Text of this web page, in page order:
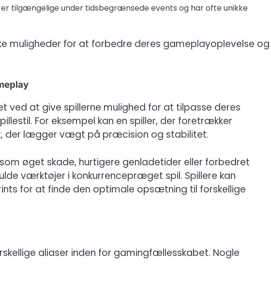
er tilgængelige under tidsbegrænsede events og har ofte unikke
muligheder for at forbedre deres gameplayoplevelse og
ved at give spillerne mulighed for at tilpasse deres
For eksempel kan en spiller, der foretrækker
der lægger vægt på præcision og stabilitet.
øget skade, hurtigere genladetider eller forbedret
værktøjer i konkurrencepræget spil. Spillere kan
for at finde den optimale opsætning til forskellige
aliaser inden for gamingfællesskabet. Nogle